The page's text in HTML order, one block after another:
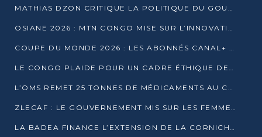
MATHIAS DZON CRITIQUE LA POLITIQUE DU GOUVERNEMENT ET ALERTE SUR LA DETTE DU CONGO
OSIANE 2026 : MTN CONGO MISE SUR L’INNOVATION POUR RELEVER LES DÉFIS AFRICAINS
COUPE DU MONDE 2026 : LES ABONNÉS CANAL+ AU CONGO DÉÇUS À QUELQUES JOURS DU COUP D’ENVOI
LE CONGO PLAIDE POUR UN CADRE ÉTHIQUE DE L’INTELLIGENCE ARTIFICIELLE À DAKAR
L’OMS REMET 25 TONNES DE MÉDICAMENTS AU CONGO POUR RENFORCER LA RIPOSTE AUX ÉPIDÉMIES
ZLECAF : LE GOUVERNEMENT MIS SUR LES FEMMES ENTREPRENEURES
LA BADEA FINANCE L’EXTENSION DE LA CORNICHE SUD DE BRAZZAVILLE